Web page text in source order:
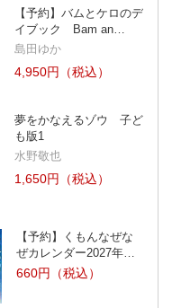
【予約】バムとケロのデ
イブック Bam an…
島田ゆか
4,950円（税込）
夢をかなえるゾウ 子ど
も版1
水野敬也
1,650円（税込）
【予約】くもんなぜな
ぜカレンダー2027年…
660円（税込）